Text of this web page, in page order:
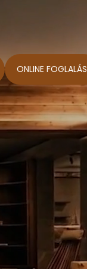
ONLINE FOGLALÁS